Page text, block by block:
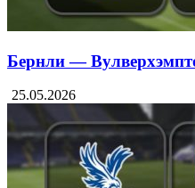
Бернли —
25.05.2026